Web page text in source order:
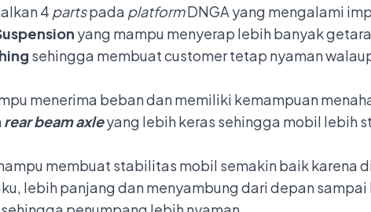
4 partspada platformDNGA yang mengalami
yang mampu menyerap lebih banyak
sehingga membuat customer tetap nyaman
menerima beban dan memiliki kemampuan
rearbeam axleyang lebih keras sehingga mobil lebih
membuat stabilitas mobil semakin baik karena
lebih panjang dan menyambung dari depan